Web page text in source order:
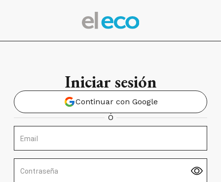
Iniciar sesión
Continuar con Google
Ó
Email
Contraseña